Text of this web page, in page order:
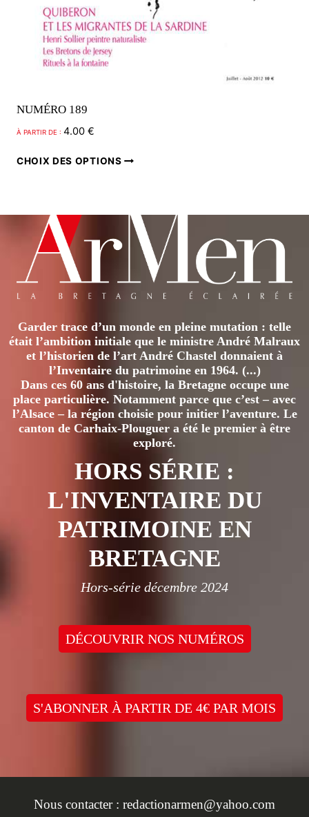
NUMÉRO 189
À PARTIR DE : 4.00 €
CHOIX DES OPTIONS
plusieurs
variations.
Les
options
peuvent
choisies
sur
la
page
du
produit
Garder trace d’un monde en pleine mutation : telle
était l’ambition initiale que le ministre André Malraux
et l’historien de l’art André Chastel donnaient à
l’Inventaire du patrimoine en 1964. (...)
Dans ces 60 ans d'histoire, la Bretagne occupe une
place particulière. Notamment parce que c’est – avec
l’Alsace – la région choisie pour initier l’aventure. Le
canton de Carhaix-Plouguer a été le premier à être
exploré.
HORS SÉRIE :
L'INVENTAIRE DU
PATRIMOINE EN
BRETAGNE
Hors-série décembre 2024
DÉCOUVRIR NOS NUMÉROS
S'ABONNER À PARTIR DE 4€ PAR MOIS
Nous contacter : redactionarmen@yahoo.com